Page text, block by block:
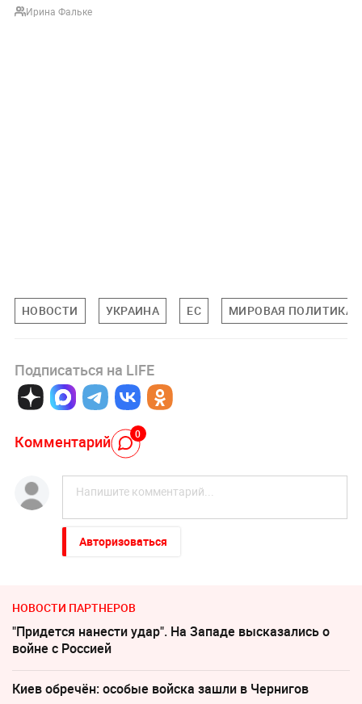
Ирина Фальке
НОВОСТИ УКРАИНА ЕС МИРОВАЯ ПОЛИТИКА
Подписаться на LIFE
Комментарий 0
Авторизоваться
НОВОСТИ ПАРТНЕРОВ
"Придется нанести удар". На Западе высказались о
войне с Россией
Киев обречён: особые войска зашли в Чернигов